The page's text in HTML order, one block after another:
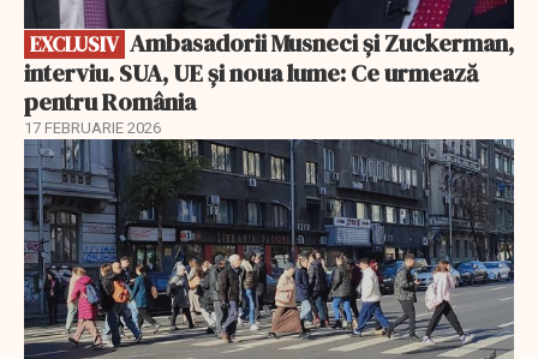
EXCLUSIV
interviu. SUA, UE și noua lume: Ce urmează
pentru România
17 FEBRUARIE 2026